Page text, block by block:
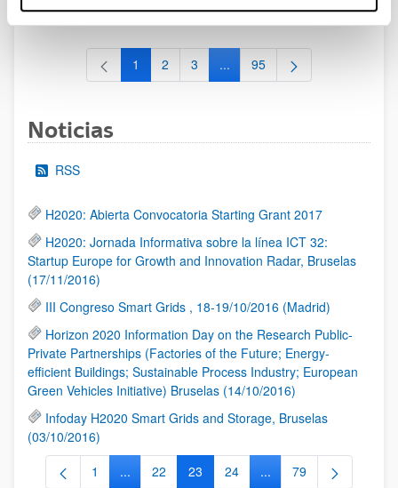
Página
1 Página
2 Página
3 ...Páginas intermedias Use TAB
Página
95
Noticias
RSS
H2020: Abierta Convocatoria Starting Grant 2017
H2020: Jornada Informativa sobre la línea ICT 32:
Startup Europe for Growth and Innovation Radar, Bruselas
(17/11/2016)
III Congreso Smart Grids , 18-19/10/2016 (Madrid)
Horizon 2020 Information Day on the Research Public-
Private Partnerships (Factories of the Future; Energy-
efficient Buildings; Sustainable Process Industry; European
Green Vehicles Initiative) Bruselas (14/10/2016)
Infoday H2020 Smart Grids and Storage, Bruselas
(03/10/2016)
Página
1 ...Páginas intermedias Use TAB para desplazarse.
Página
22 Página
23 Página
24 ...Páginas intermedias
Página
79